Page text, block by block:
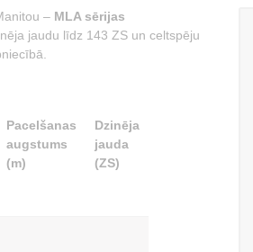
– MLA sērijas
jaudu līdz 143 ZS un celtspēju
Pacelšanas
augstums
(m)
Dzinēja
jauda
(ZS)